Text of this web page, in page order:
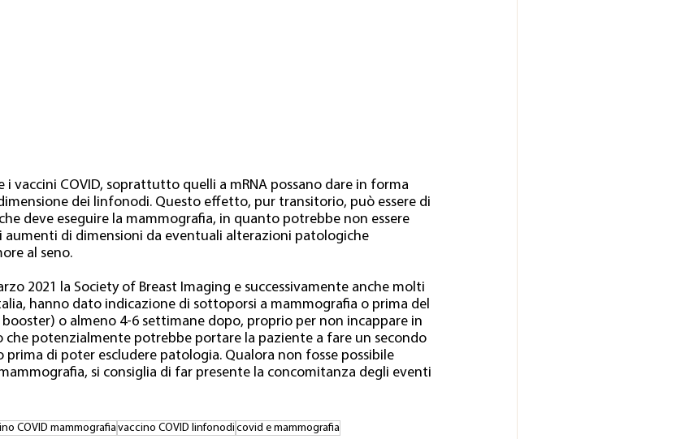
i vaccini COVID, soprattutto quelli a mRNA possano dare in forma
dei linfonodi. Questo effetto, pur transitorio, può essere di
deve eseguire la mammografia, in quanto potrebbe non essere
aumenti di dimensioni da eventuali alterazioni patologiche
al seno.
2021 la Society of Breast Imaging e successivamente anche molti
hanno dato indicazione di sottoporsi a mammografia o prima del
booster) o almeno 4-6 settimane dopo, proprio per non incappare in
che potenzialmente potrebbe portare la paziente a fare un secondo
di poter escludere patologia. Qualora non fosse possibile
si consiglia di far presente la concomitanza degli eventi
COVID mammografia vaccino COVID linfonodi covid e mammografia